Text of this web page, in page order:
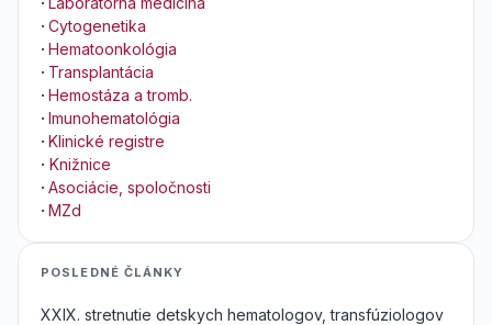
· Cytogenetika
· Hematoonkológia
· Transplantácia
· Hemostáza a tromb.
· Imunohematológia
· Klinické registre
· Knižnice
· Asociácie, spoločnosti
· MZd
POSLEDNÉ ČLÁNKY
XXIX. stretnutie detskych hematologov, transfúziologov